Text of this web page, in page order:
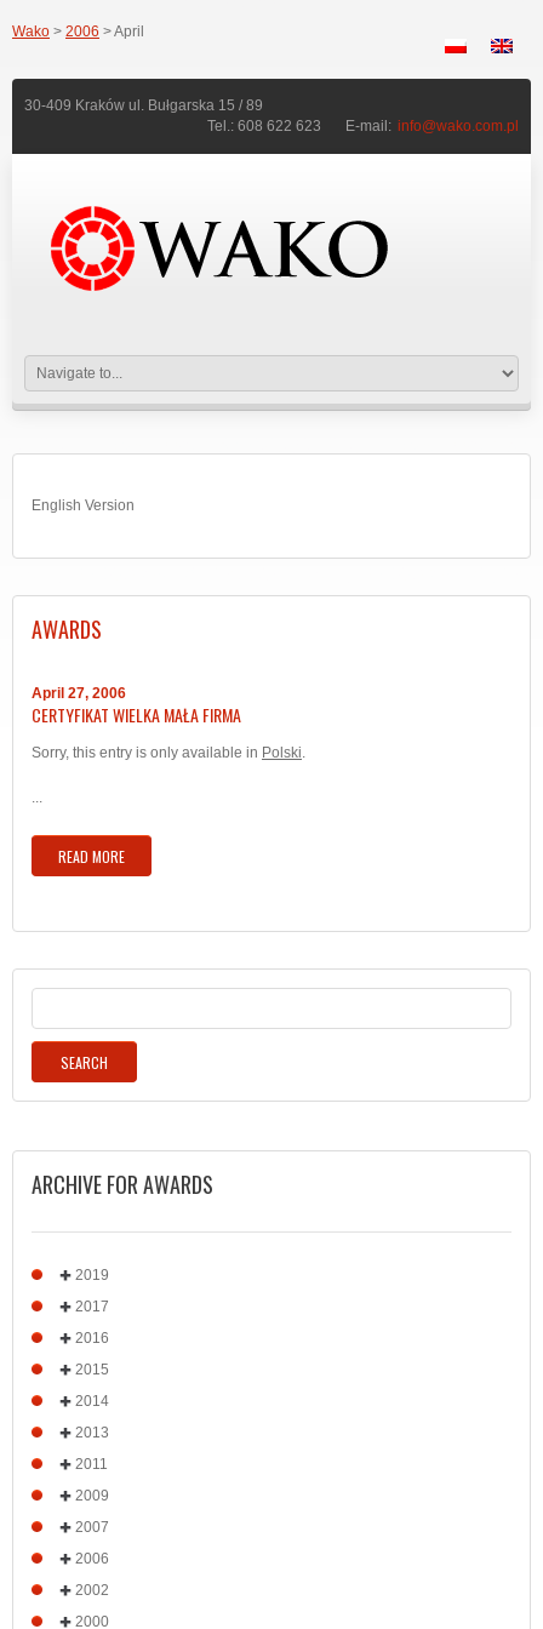
Wako > 2006 > April
30-409 Kraków ul. Bułgarska 15 / 89
Tel.: 608 622 623
E-mail: info@wako.com.pl
English Version
AWARDS
April 27, 2006
CERTYFIKAT WIELKA MAŁA FIRMA
Sorry, this entry is only available in Polski.
...
READ MORE
ARCHIVE FOR AWARDS
2019
2017
2016
2015
2014
2013
2011
2009
2007
2006
2002
2000